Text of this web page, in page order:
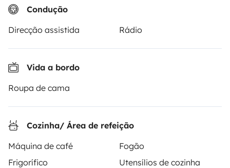
Condução
Direcção assistida
Rádio
Vida a bordo
Roupa de cama
Cozinha/ Área de refeição
Máquina de café
Fogão
Frigorífico
Utensílios de cozinha
campervans entre particulares. A página é o
intermediário de confiança e propõe uma solução
chave-na-mão para os alugueres de autocaravanas
em total liberdade e confiança.
Shops
Instagram
X PinterestFacebook
ALUGUER DE AUTOCARAVANAS